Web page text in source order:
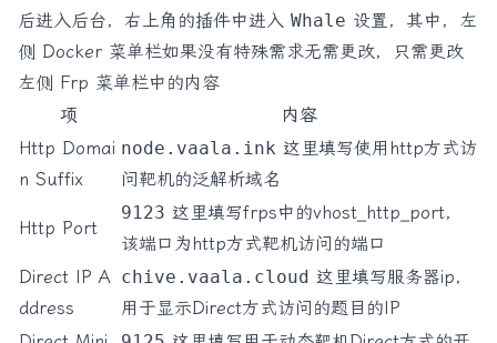
后进入后台，右上角的插件中进入 Whale 设置，其中，左
侧 Docker 菜单栏如果没有特殊需求无需更改，只需更改
左侧 Frp 菜单栏中的内容
项
内容
Http Domai
n Suffix
node.vaala.ink 这里填写使用http方式访
问靶机的泛解析域名
Http Port
9123 这里填写frps中的vhost_http_port，
该端口为http方式靶机访问的端口
Direct IP A
ddress
chive.vaala.cloud 这里填写服务器ip，
用于显示Direct方式访问的题目的IP